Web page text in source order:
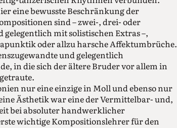
eine bewusste Beschränkung der
sind – zwei-, drei- oder
mit solistischen Extras –,
oder allzu harsche Affektumbrüche.
und gelegentlich
in die sich der ältere Bruder vor allem in
nur eine einzige in Moll und ebenso nur
Ästhetik war eine der Vermittelbar- und,
bei absoluter handwerklicher
wichtige Kompositionslehrer für den